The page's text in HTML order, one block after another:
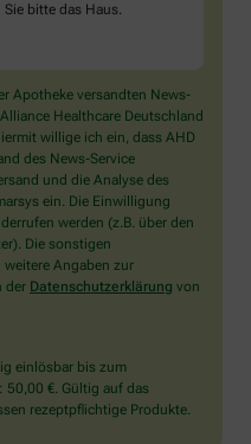
Sie bitte das Haus.
Apotheke versandten News-
Healthcare Deutschland
willige ich ein, dass AHD
des News-Service
und die Analyse des
ein. Die Einwilligung
werden (z.B. über den
Die sonstigen
Angaben zur
der Datenschutzerklärung von
einlösbar bis zum
€. Gültig auf das
rezeptpflichtige Produkte.